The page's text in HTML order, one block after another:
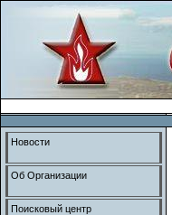
Новости
Об Организации
Поисковый центр